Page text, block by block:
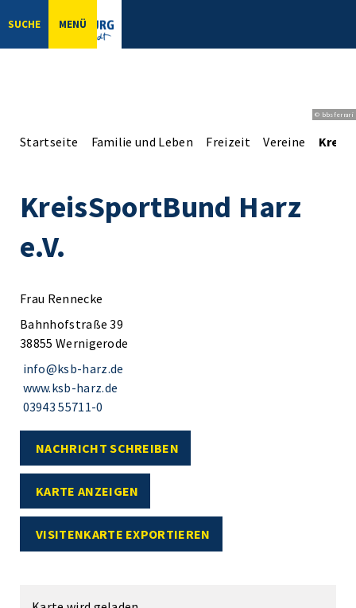
SUCHE MENÜ
© bbsferrari
Startseite Familie und Leben Freizeit Vereine
KreisSportBund Harz
e.V.
Frau Rennecke
Bahnhofstraße 39
38855 Wernigerode
info@ksb-harz.de
www.ksb-harz.de
03943 55711-0
NACHRICHT SCHREIBEN
KARTE ANZEIGEN
VISITENKARTE EXPORTIEREN